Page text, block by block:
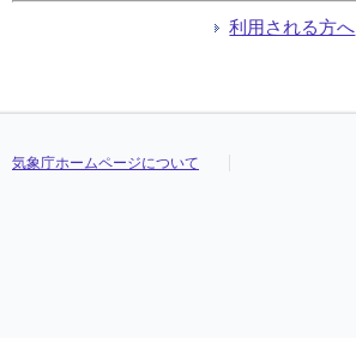
利用される方へ
気象庁ホームページについて